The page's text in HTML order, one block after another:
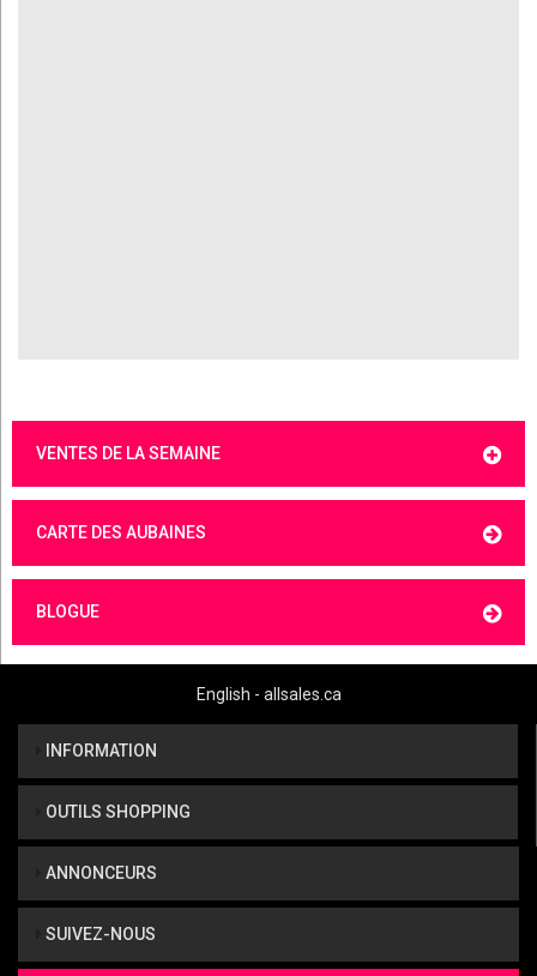
VENTES DE LA SEMAINE
CARTE DES AUBAINES
BLOGUE
English - allsales.ca
INFORMATION
OUTILS SHOPPING
ANNONCEURS
SUIVEZ-NOUS